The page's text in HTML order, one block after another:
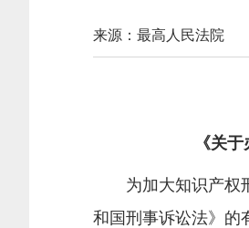
来源：最高人民法院
《关
为加大知识产权刑
和国刑事诉讼法》的